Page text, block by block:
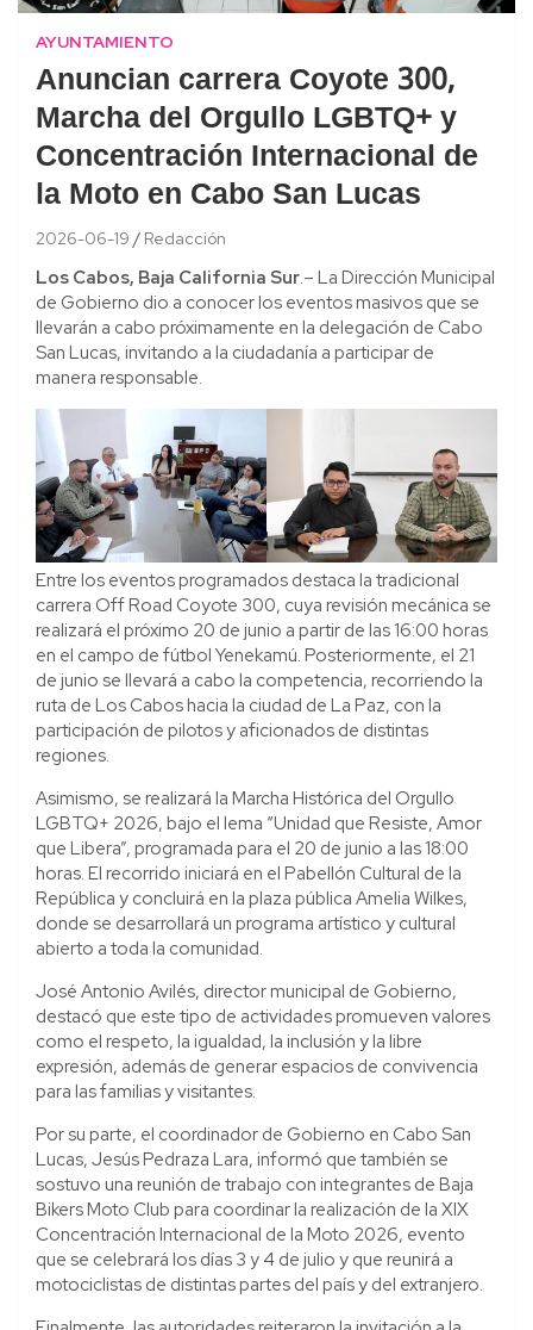
AYUNTAMIENTO
Anuncian carrera Coyote 300,
Marcha del Orgullo LGBTQ+ y
Concentración Internacional de
la Moto en Cabo San Lucas
2026-06-19 Redacción
Los Cabos, Baja California Sur.– La Dirección Municipal
de Gobierno dio a conocer los eventos masivos que se
llevarán a cabo próximamente en la delegación de Cabo
San Lucas, invitando a la ciudadanía a participar de
manera responsable.
Entre los eventos programados destaca la tradicional
carrera Off Road Coyote 300, cuya revisión mecánica se
realizará el próximo 20 de junio a partir de las 16:00 horas
en el campo de fútbol Yenekamú. Posteriormente, el 21
de junio se llevará a cabo la competencia, recorriendo la
ruta de Los Cabos hacia la ciudad de La Paz, con la
participación de pilotos y aficionados de distintas
regiones.
Asimismo, se realizará la Marcha Histórica del Orgullo
LGBTQ+ 2026, bajo el lema “Unidad que Resiste, Amor
que Libera”, programada para el 20 de junio a las 18:00
horas. El recorrido iniciará en el Pabellón Cultural de la
República y concluirá en la plaza pública Amelia Wilkes,
donde se desarrollará un programa artístico y cultural
abierto a toda la comunidad.
José Antonio Avilés, director municipal de Gobierno,
destacó que este tipo de actividades promueven valores
como el respeto, la igualdad, la inclusión y la libre
expresión, además de generar espacios de convivencia
para las familias y visitantes.
Por su parte, el coordinador de Gobierno en Cabo San
Lucas, Jesús Pedraza Lara, informó que también se
sostuvo una reunión de trabajo con integrantes de Baja
Bikers Moto Club para coordinar la realización de la XIX
Concentración Internacional de la Moto 2026, evento
que se celebrará los días 3 y 4 de julio y que reunirá a
motociclistas de distintas partes del país y del extranjero.